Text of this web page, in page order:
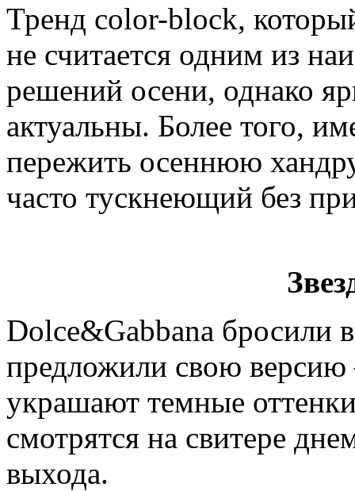
Тренд color-block,
не считается одним из
решений осени, однако
актуальны. Более того,
пережить осеннюю
часто тускнеющий без
Dolce&Gabbana бросили
предложили свою версию
украшают темные
смотрятся на свитере
выхода.